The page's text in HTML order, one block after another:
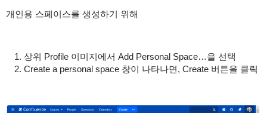
개인용 스페이스를 생성하기 위해
상위 Profile 이미지에서 Add Personal Space…을 선택
Create a personal space 창이 나타나면, Create 버튼을 클릭